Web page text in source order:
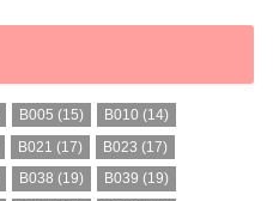
B005 (15) B010 (14)
B021 (17) B023 (17)
B038 (19) B039 (19)